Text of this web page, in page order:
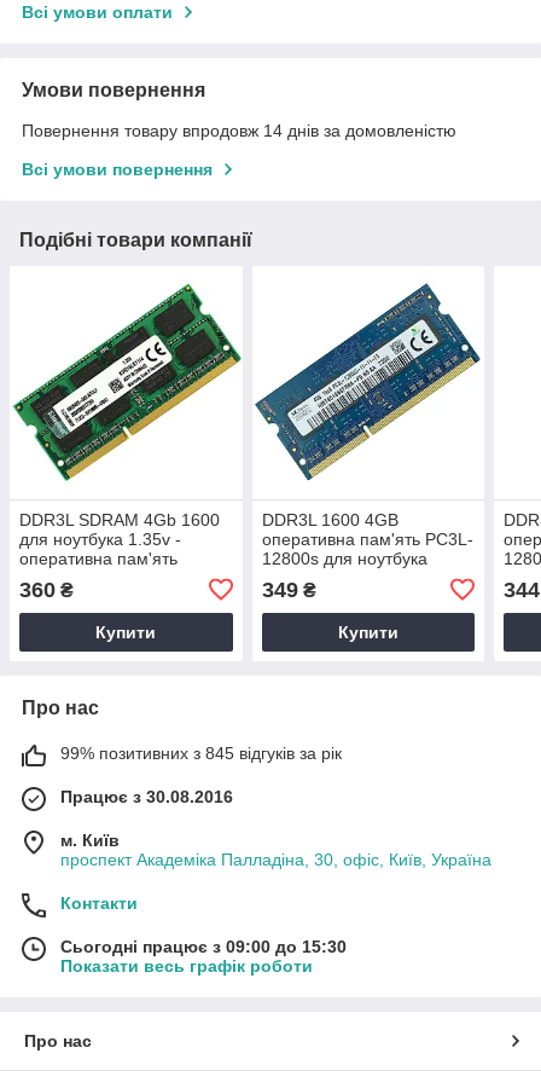
Всі умови оплати
Умови повернення
Повернення товару впродовж 14 днів за домовленістю
Всі умови повернення
Подібні товари компанії
DDR3L SDRAM 4Gb 1600
для ноутбука 1.35v -
оперативна пам'ять
4096MB PC3L-12800 ДДР3
4 Гб KVR16LS11/4
360 ₴
Купити
DDR3L 1600 4GB
оперативна пам'ять PC3L-
12800s для ноутбука
HMT451S6BFR8A-PB
349₴
Купити
344
Про нас
99% позитивних з 845 відгуків за рік
Працює з 30.08.2016
м. Київ
проспект Академіка Палладіна, 30, офіс, Київ, Україна
Контакти
Сьогодні працює з 09:00 до 15:30
Показати весь графік роботи
Про нас